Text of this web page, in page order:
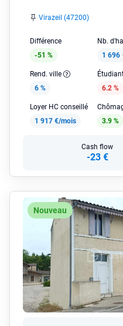
Virazeil (47200)
Différence
-51 %
Nb.
1 696
Rend. ville
6 %
6.2 %
Loyer HC conseillé
1 917 €/mois
3.9 %
Cash flow
-23 €
Nouveau